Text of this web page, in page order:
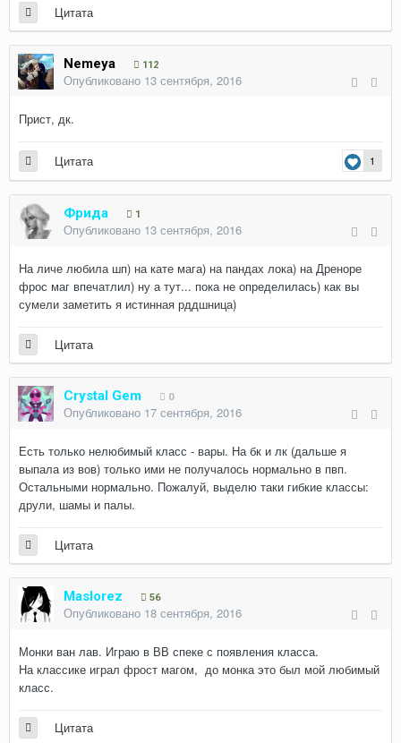
Цитата
Nemeya 112
Опубликовано 13 сентября, 2016
Прист, дк.
1
Цитата
Фрида 1
Опубликовано 13 сентября, 2016
На личе любила шп) на кате мага) на пандах лока) на Дреноре
фрос маг впечатлил) ну а тут... пока не определилась) как вы
сумели заметить я истинная рддшница)
Цитата
Crystal Gem 0
Опубликовано 17 сентября, 2016
Есть только нелюбимый класс - вары. На бк и лк (дальше я
выпала из вов) только ими не получалось нормально в пвп.
Остальными нормально. Пожалуй, выделю таки гибкие классы:
друли, шамы и палы.
Цитата
Maslorez 56
Опубликовано 18 сентября, 2016
Монки ван лав. Играю в ВВ спеке с появления класса.
На классике играл фрост магом, до монка это был мой любимый
класс.
Цитата